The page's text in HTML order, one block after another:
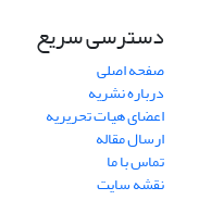
دسترسی سریع
صفحه اصلی
درباره نشریه
اعضای هیات تحریریه
ارسال مقاله
تماس با ما
نقشه سایت